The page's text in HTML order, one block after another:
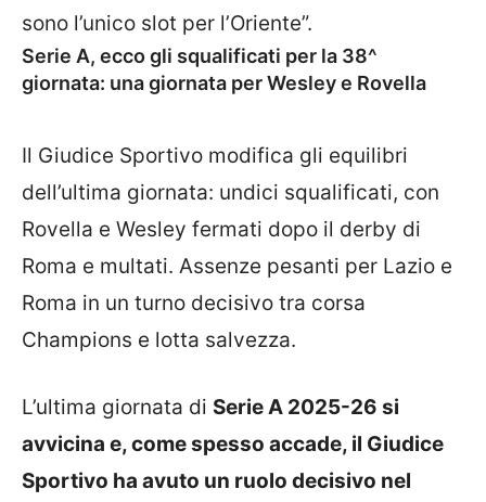
sono l’unico slot per l’Oriente”.
Serie A, ecco gli squalificati per la 38^
giornata: una giornata per Wesley e Rovella
Il Giudice Sportivo modifica gli equilibri
dell’ultima giornata: undici squalificati, con
Rovella e Wesley fermati dopo il derby di
Roma e multati. Assenze pesanti per Lazio e
Roma in un turno decisivo tra corsa
Champions e lotta salvezza.
L’ultima giornata di Serie A 2025-26 si
avvicina e, come spesso accade, il Giudice
Sportivo ha avuto un ruolo decisivo nel